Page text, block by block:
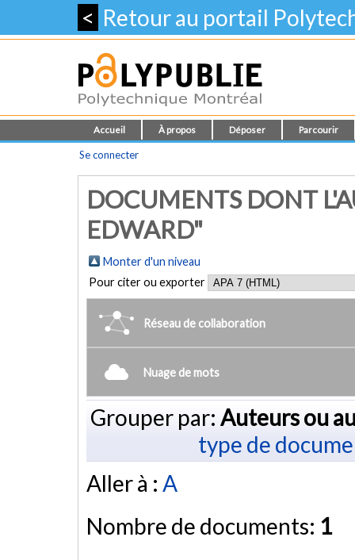
< Retour au portail
Accueil À propos Déposer Parcourir
Se connecter
DOCUMENTS DONT
EDWARD"
Monter d'un niveau
Pour citer ou exporter
Réseau de collaboration
Nuage de mots
Grouper par: Auteurs ou
type de
Aller à : A
Nombre de documents: 1